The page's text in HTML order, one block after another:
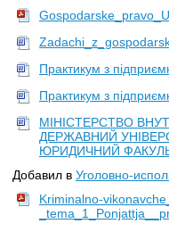
Практикум з
Практикум з
МІНІСТЕРСТВО
ДЕРЖАВНИЙ
ЮРИДИЧНИЙ
Добавил в Уголовно-
Kriminalno-